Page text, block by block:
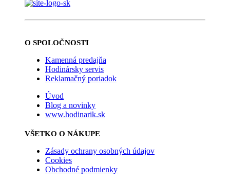
O SPOLOČNOSTI
Kamenná predajňa
Hodinársky servis
Reklamačný poriadok
Úvod
Blog a novinky
www.hodinarik.sk
VŠETKO O NÁKUPE
Zásady ochrany osobných údajov
Cookies
Obchodné podmienky